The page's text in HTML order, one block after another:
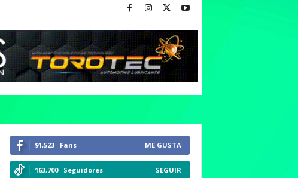
91,523 Fans ME GUSTA
163,700 Seguidores SEGUIR